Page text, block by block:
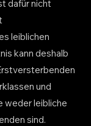
dafür nicht
leiblichen
kann deshalb
und
weder leibliche
sind.